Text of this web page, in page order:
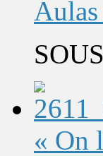
Aulas
« On